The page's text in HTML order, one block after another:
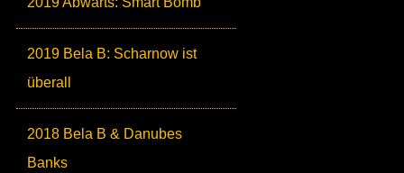
2019 Bela B: Scharnow ist
überall
2018 Bela B & Danubes
Banks